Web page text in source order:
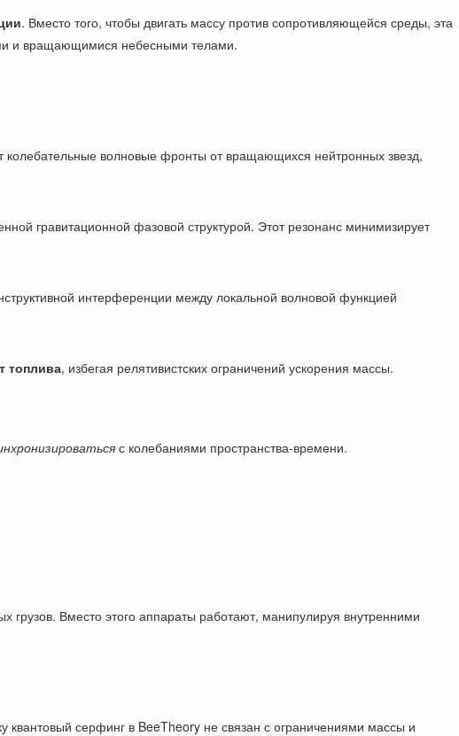
. Вместо того, чтобы двигать массу против сопротивляющейся среды, эта
и вращающимися небесными телами.
волновые фронты от вращающихся нейтронных звезд,
гравитационной фазовой структурой. Этот резонанс минимизирует
интерференции между локальной волновой функцией
топлива, избегая релятивистских ограничений ускорения массы.
с колебаниями пространства-времени.
грузов. Вместо этого аппараты работают, манипулируя внутренними
квантовый серфинг в BeeTheory не связан с ограничениями массы и